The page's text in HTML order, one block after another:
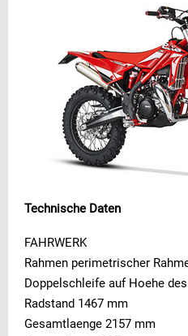
Technische Daten
FAHRWERK
Rahmen perimetrischer
Doppelschleife auf Hoehe
Radstand 1467 mm
Gesamtlaenge 2157 mm